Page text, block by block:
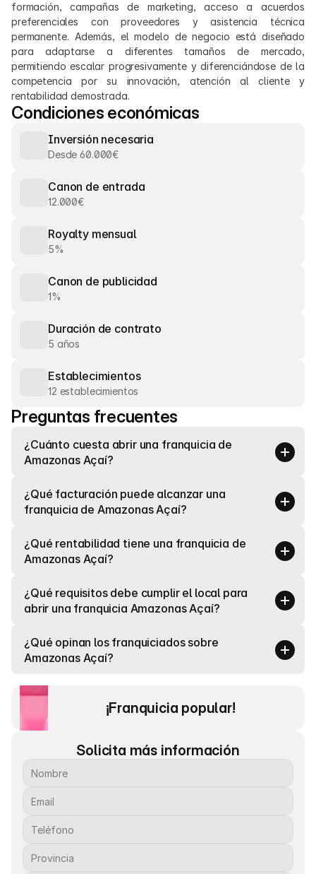
formación, campañas de marketing, acceso a acuerdos
preferenciales con proveedores y asistencia técnica
permanente. Además, el modelo de negocio está diseñado
para adaptarse a diferentes tamaños de mercado,
permitiendo escalar progresivamente y diferenciándose de la
competencia por su innovación, atención al cliente y
rentabilidad demostrada.
Condiciones económicas
Inversión necesaria
Desde 60.000€
Canon de entrada
12.000€
Royalty mensual
5%
Canon de publicidad
1%
Duración de contrato
5 años
Establecimientos
12 establecimientos
Preguntas frecuentes
¿Cuánto cuesta abrir una franquicia de
Amazonas Açaí?
¿Qué facturación puede alcanzar una
franquicia de Amazonas Açaí?
¿Qué rentabilidad tiene una franquicia de
Amazonas Açaí?
¿Qué requisitos debe cumplir el local para
abrir una franquicia Amazonas Açaí?
¿Qué opinan los franquiciados sobre
Amazonas Açaí?
¡Franquicia popular!
Solicita más información